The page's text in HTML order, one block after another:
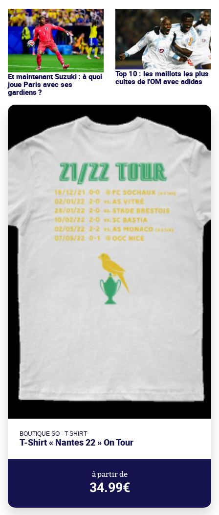
Et maintenant Suzuki : à quoi
joue Paris avec ses
gardiens ?
Top 10 : les maillots les plus
cultes de l'OM avec adidas
BOUTIQUE SO - T-SHIRT
T-Shirt « Nantes 22 » On Tour
à partir de
34.99€